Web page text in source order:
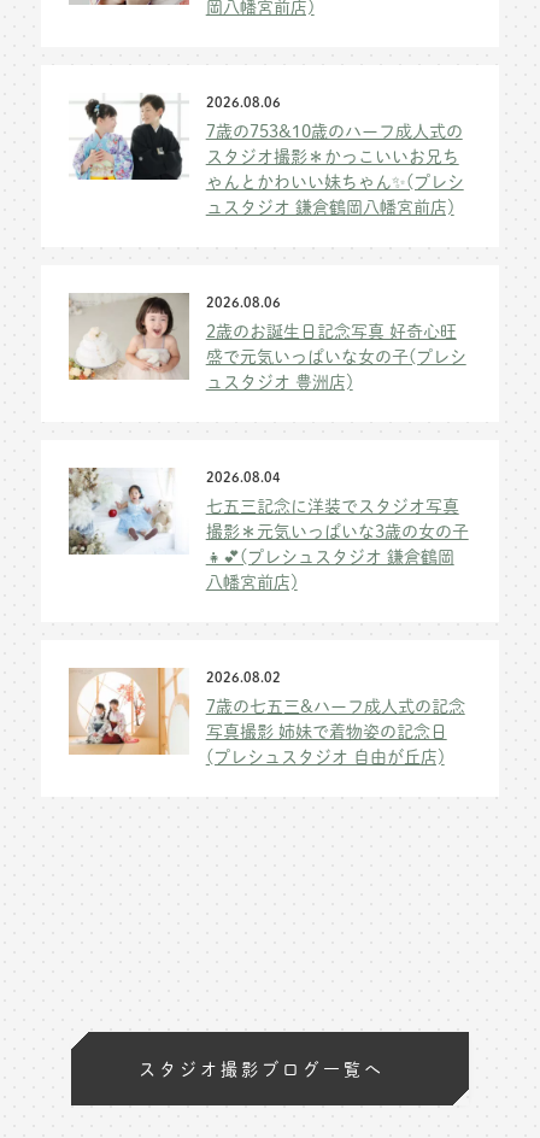
岡八幡宮前店)
2026.08.06
7歳の753&10歳のハーフ成人式の
スタジオ撮影＊かっこいいお兄ち
ゃんとかわいい妹ちゃん✨(プレシ
ュスタジオ 鎌倉鶴岡八幡宮前店)
2026.08.06
2歳のお誕生日記念写真 好奇心旺
盛で元気いっぱいな女の子(プレシ
ュスタジオ 豊洲店)
2026.08.04
七五三記念に洋装でスタジオ写真
撮影＊元気いっぱいな3歳の女の子
👧💕(プレシュスタジオ 鎌倉鶴岡
八幡宮前店)
2026.08.02
7歳の七五三&ハーフ成人式の記念
写真撮影 姉妹で着物姿の記念日
(プレシュスタジオ 自由が丘店)
スタジオ撮影ブログ一覧へ